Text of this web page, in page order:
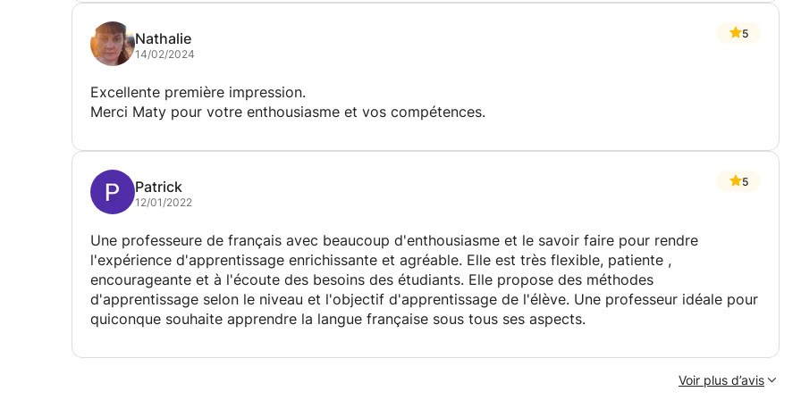
 Sensibiliser un large public au développement durable
 Procéder à l'évaluation et à l'analyse des résultats
 Poser un bilan, conclure ou clôturer la mission
Contactez-moi pour plus d'infos !
Vous trouverez d'ailleurs toutes les informations nécessaires ci-dessous.
salutations.
Nathalie
14/02/2024
5
Excellente première impression.
Merci Maty pour votre enthousiasme et vos compétences.
Patrick
12/01/2022
5
Une professeure de français avec beaucoup d'enthousiasme et le savoir faire pour rendre
l'expérience d'apprentissage enrichissante et agréable. Elle est très flexible, patiente ,
encourageante et à l'écoute des besoins des étudiants. Elle propose des méthodes
d'apprentissage selon le niveau et l'objectif d'apprentissage de l'élève. Une professeur idéale pour
quiconque souhaite apprendre la langue française sous tous ses aspects.
Voir plus d’avis